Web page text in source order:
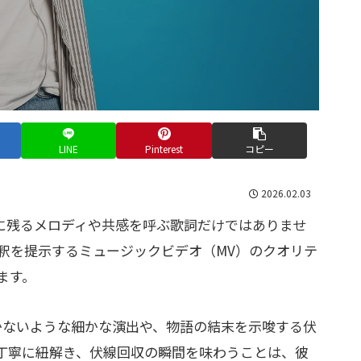
LINE Pinterest コピー
2026.02.03
るメロディや共感を呼ぶ歌詞だけではありませ
提示するミュージックビデオ（MV）のクオリテ
。
いような細かな演出や、物語の結末を示唆する伏
に紐解き、伏線回収の瞬間を味わうことは、彼